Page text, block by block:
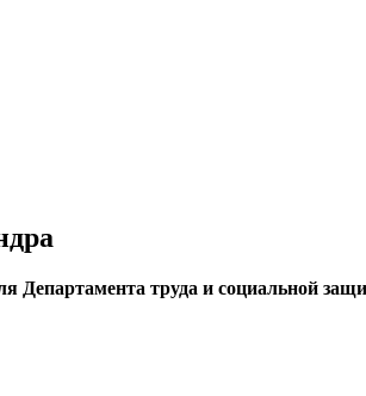
Департамента труда и социальной